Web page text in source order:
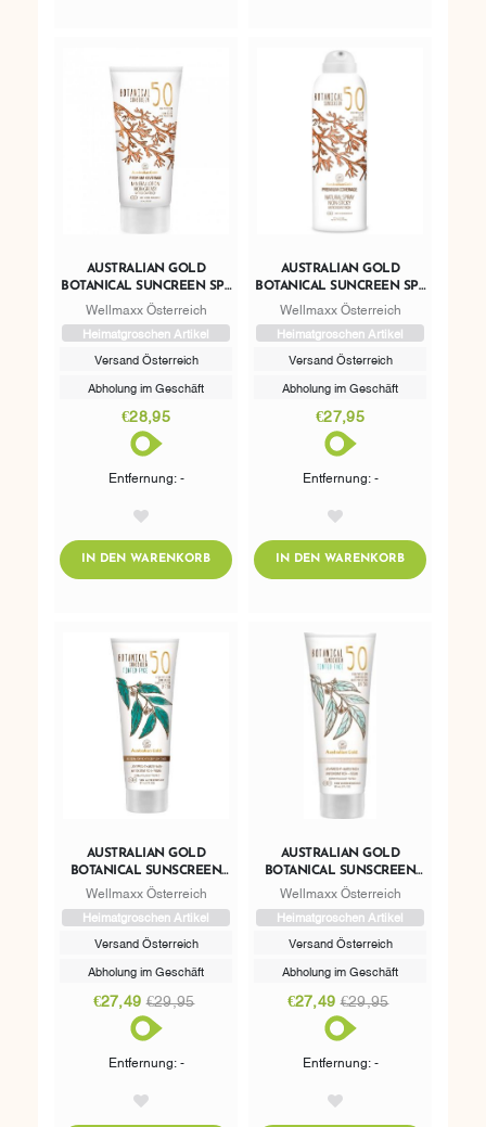
AUSTRALIAN GOLD
BOTANICAL SUNCREEN SPF
50 MINERAL LOTION
Wellmaxx Österreich
Heimatgroschen Artikel
Versand Österreich
Abholung im Geschäft
€28,95
Entfernung: -
IN DEN WARENKORBADDTOCART
AUSTRALIAN GOLD
BOTANICAL SUNCREEN SPF
50 NATURAL SPRAY
Wellmaxx Österreich
Heimatgroschen Artikel
Versand Österreich
Abholung im Geschäft
€27,95
Entfernung: -
IN DEN WARENKORBADDTOCART
AUSTRALIAN GOLD
BOTANICAL SUNSCREEN
SPF 50 TINTED FACE DARK
Wellmaxx Österreich
Heimatgroschen Artikel
Versand Österreich
Abholung im Geschäft
€27,49 €29,95
Entfernung: -
AUSTRALIAN GOLD
BOTANICAL SUNSCREEN
SPF 50 TINTED FACE LIGHT
Wellmaxx Österreich
Heimatgroschen Artikel
Versand Österreich
Abholung im Geschäft
€27,49 €29,95
Entfernung: -